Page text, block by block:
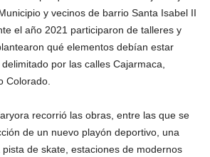
y vecinos de barrio Santa Isabel II
el año 2021 participaron de talleres y
qué elementos debían estar
por las calles Cajarmaca,
Colorado.
recorrió las obras, entre las que se
de un nuevo playón deportivo, una
de skate, estaciones de modernos